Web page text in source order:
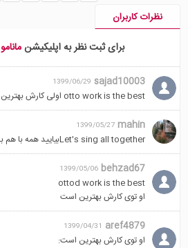
نظرات کاربران
برای ثبت نظر به اپلیکیشنمانامو
sajad10003
1399/06/29
otto work is the best اولی کارش بهترین است
mahin
1399/05/27
Let's sing all togetherبیایید همه با هم بخوانیم
behzad67
1399/05/06
ottod work is the best
او توی کارش بهترین است
aref4879
1399/04/31
او توی کارش بهترین است: